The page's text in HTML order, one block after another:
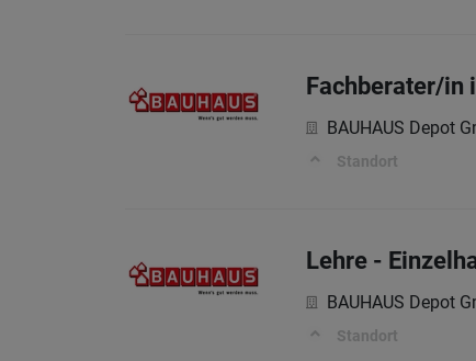
Fachberater/in
BAUHAUS Depot
Standort
Lehre -
BAUHAUS Depot
Standort